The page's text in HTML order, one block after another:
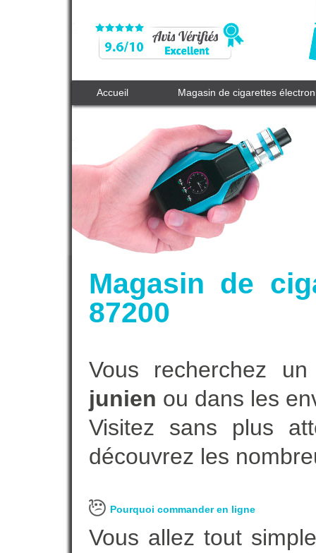
Accueil Magasin de cigarettes
Magasin de
87200
Vous recherchez
junien ou dans les
Visitez sans plus
découvrez les
Pourquoi commander en ligne
Vous allez tout